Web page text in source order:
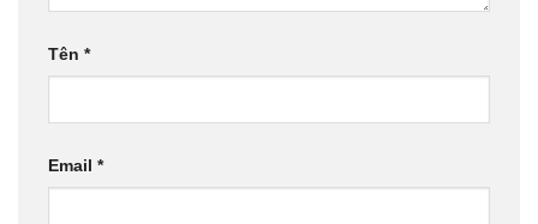
Tên *
Email *